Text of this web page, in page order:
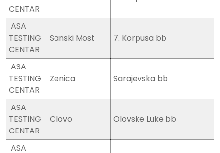
CENTAR
ASA
TESTING
CENTAR
Sanski Most 7. Korpusa bb
ASA
TESTING
CENTAR
Zenica Sarajevska bb
ASA
TESTING
CENTAR
Olovo Olovske Luke bb
ASA